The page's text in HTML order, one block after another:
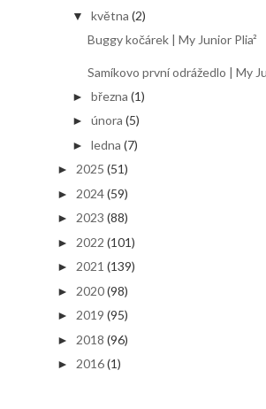
▼ května (2)
Buggy kočárek | My Junior Plia²
Samíkovo první odrážedlo | My
► března (1)
► února (5)
► ledna (7)
► 2025 (51)
► 2024(59)
► 2023 (88)
► 2022 (101)
► 2021 (139)
► 2020(98)
► 2019 (95)
► 2018 (96)
► 2016(1)